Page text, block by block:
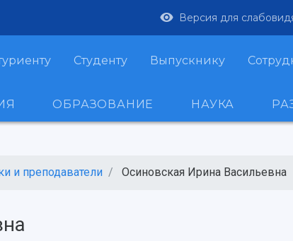
Версия для
Студенту Выпускнику
ОБРАЗОВАНИЕ НАУКА
и преподаватели Осиновская Ирина Васильевна